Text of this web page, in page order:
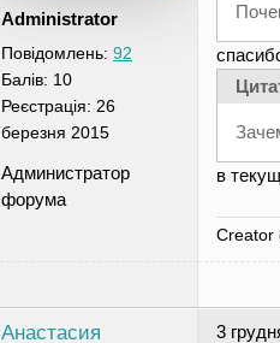
Administrator
Повідомлень: 92
Балів: 10
Реєстрація: 26
березня 2015
Администратор
форума
в
Creator
Анастасия 3